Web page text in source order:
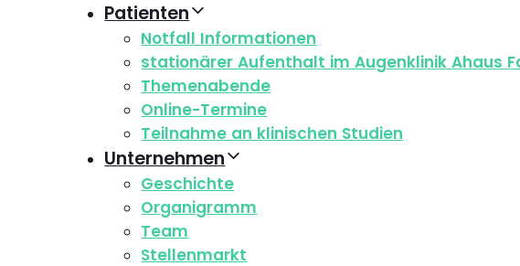
Patienten
Notfall Informationen
stationärer Aufenthalt im Augenklinik Ahaus
Themenabende
Online-Termine
Teilnahme an klinischen Studien
Unternehmen
Geschichte
Organigramm
Team
Stellenmarkt